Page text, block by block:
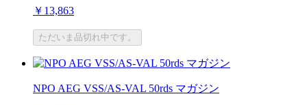
￥13,863
ただいま品切れ中です。
NPO AEG VSS/AS-VAL 50rds マガジン